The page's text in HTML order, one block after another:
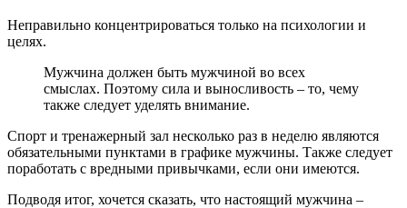
Неправильно концентрироваться только на психологии и
целях.
Мужчина должен быть мужчиной во всех
смыслах. Поэтому сила и выносливость – то, чему
также следует уделять внимание.
Спорт и тренажерный зал несколько раз в неделю являются
обязательными пунктами в графике мужчины. Также следует
поработать с вредными привычками, если они имеются.
Подводя итог, хочется сказать, что настоящий мужчина –